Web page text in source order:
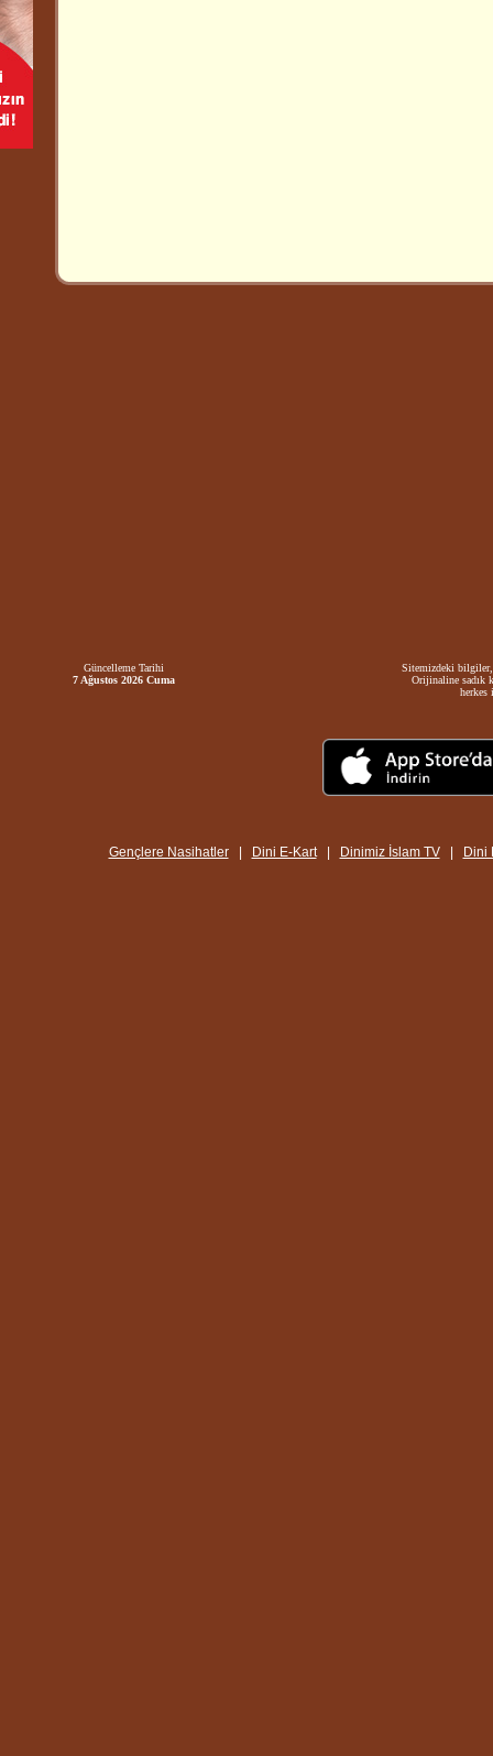
Güncelleme Tarihi
7 Ağustos 2026 Cuma
Sitemizdeki bilgiler,
Orijinaline sadık
herkes
Gençlere Nasihatler| Dini E-Kart| Dinimiz İslam TV| Dini